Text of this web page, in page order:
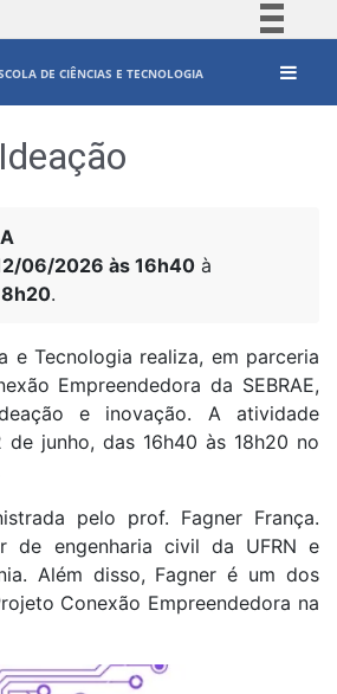
Acesso à informação
DE CIÊNCIAS E TECNOLOGIA
06/2026 às 16h40 à
.
e Tecnologia realiza, em parceria
Empreendedora da SEBRAE,
e inovação. A atividade
junho, das 16h40 às 18h20 no
pelo prof. Fagner França.
de engenharia civil da UFRN e
Além disso, Fagner é um dos
Conexão Empreendedora na